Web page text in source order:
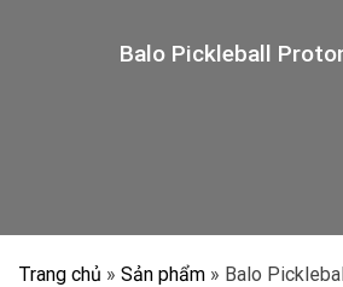
Balo Pickleball
Trang chủ » Sản phẩm » Balo